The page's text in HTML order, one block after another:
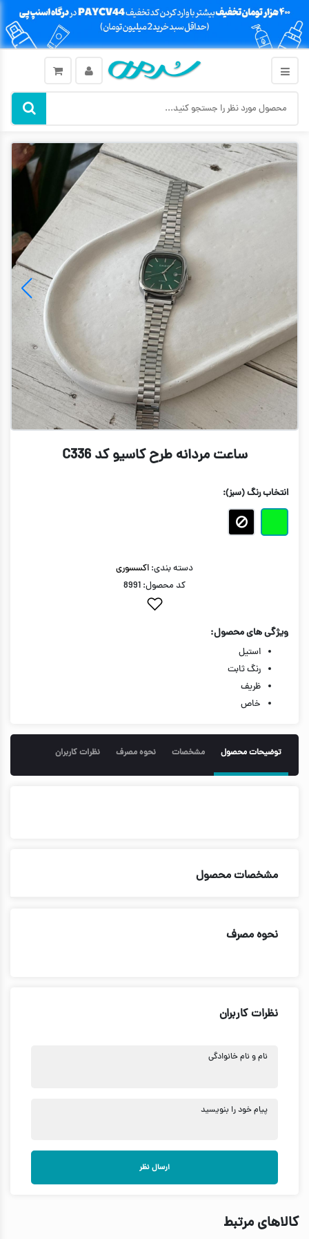
ساعت مردانه طرح کاسیو کد C336
انتخاب رنگ(سبز):
دسته بندی: اکسسوری
کد محصول: 8991
ویژگی های محصول:
استیل
رنگ ثابت
ظریف
خاص
توضیحات محصول مشخصات نحوه مصرف نظرات کاربران
مشخصات محصول
نحوه مصرف
نظرات کاربران
نام و نام خانوادگی
پیام خود را بنویسید
ارسال نظر
کالاهای مرتبط